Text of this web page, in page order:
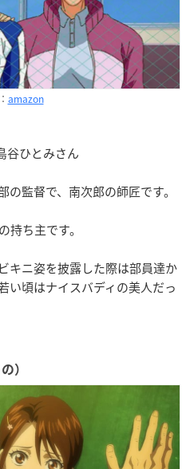
amazon
谷ひとみさん
監督で、南次郎の師匠です。
持ち主です。
キニ姿を披露した際は部員達か
い頃はナイスバディの美人だっ
）